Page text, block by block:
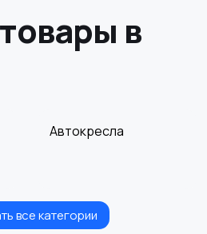
в
Автокресла
Коляски 2
все категории